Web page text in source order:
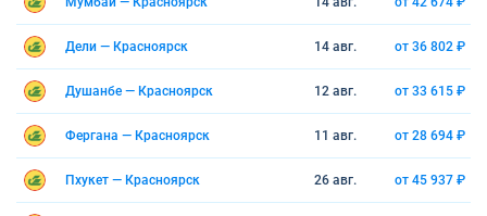
Дели — Красноярск 14 авг. от 36 802 ₽
Душанбе — Красноярск 12 авг. от 33 615 ₽
Фергана — Красноярск 11 авг. от 28 694 ₽
Пхукет — Красноярск 26 авг. от 45 937 ₽